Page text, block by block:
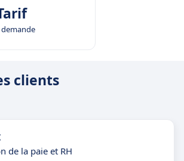
clients
de la paie et RH